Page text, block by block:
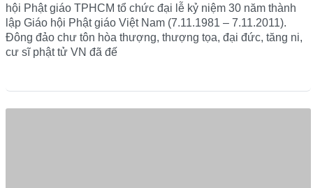
hội Phật giáo TPHCM tổ chức đại lễ kỷ niệm 30 năm thành
lập Giáo hội Phật giáo Việt Nam (7.11.1981 – 7.11.2011).
Đông đảo chư tôn hòa thượng, thượng tọa, đại đức, tăng ni,
cư sĩ phật tử VN đã đế